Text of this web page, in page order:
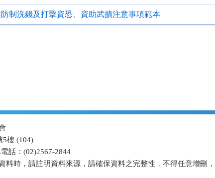
防制洗錢及打擊資恐、資助武擴注意事項範本
5樓 (104)
話：(02)2567-2844
料時，請註明資料來源，請確保資料之完整性，不得任意增刪，